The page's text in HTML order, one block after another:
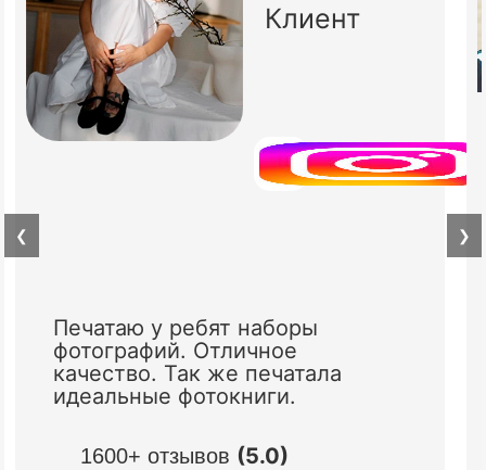
Клиент
1600+ отзывов (5.0)
Печатаю у ребят наборы
фотографий. Отличное
качество. Так же печатала
идеальные фотокниги.
❮ ❯